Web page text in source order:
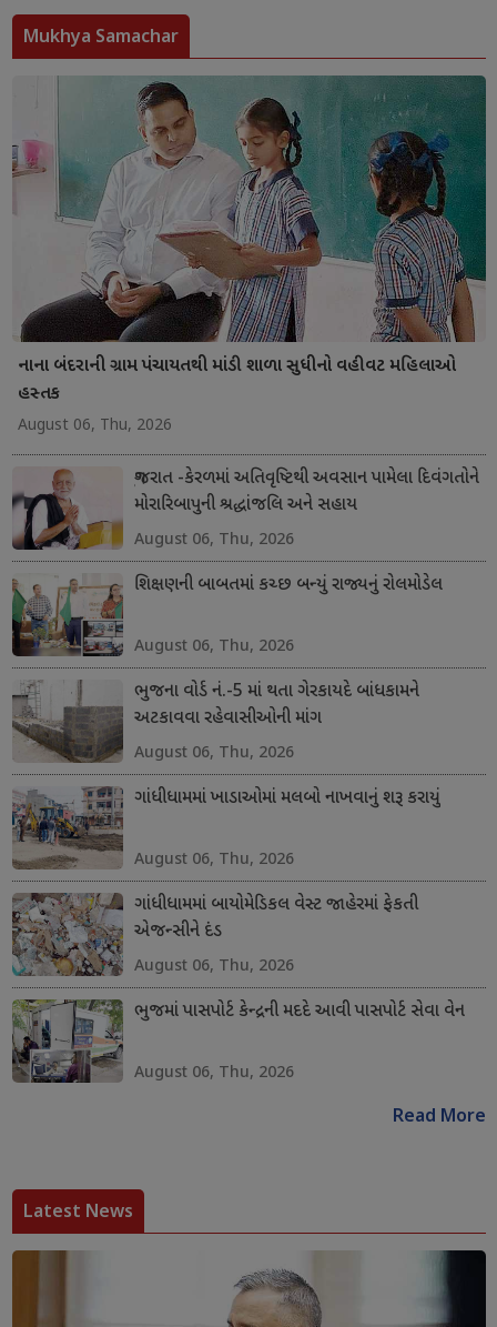
Mukhya Samachar
નાના બંદરાની ગ્રામ પંચાયતથી માંડી શાળા સુધીનો વહીવટ મહિલાઓ
હસ્તક
August 06, Thu, 2026
ગુજરાત -કેરળમાં અતિવૃષ્ટિથી અવસાન પામેલા દિવંગતોને
મોરારિબાપુની શ્રદ્ધાંજલિ અને સહાય
August 06, Thu, 2026
શિક્ષણની બાબતમાં કચ્છ બન્યું રાજ્યનું રોલમોડેલ
August 06, Thu, 2026
ભુજના વોર્ડ નં.-5 માં થતા ગેરકાયદે બાંધકામને
અટકાવવા રહેવાસીઓની માંગ
August 06, Thu, 2026
ગાંધીધામમાં ખાડાઓમાં મલબો નાખવાનું શરૂ કરાયું
August 06, Thu, 2026
ગાંધીધામમાં બાયોમેડિકલ વેસ્ટ જાહેરમાં ફેકતી
એજન્સીને દંડ
August 06, Thu, 2026
ભુજમાં પાસપોર્ટ કેન્દ્રની મદદે આવી પાસપોર્ટ સેવા વેન
August 06, Thu, 2026
Read More
Latest News